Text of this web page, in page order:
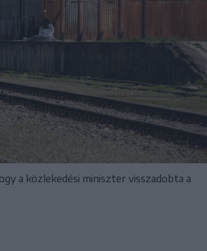
a közlekedési miniszter visszadobta a